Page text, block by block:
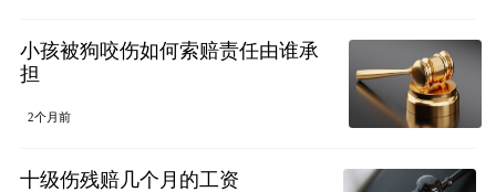
小孩被狗咬伤如何索赔责任由谁承
担
2个月前
十级伤残赔几个月的工资